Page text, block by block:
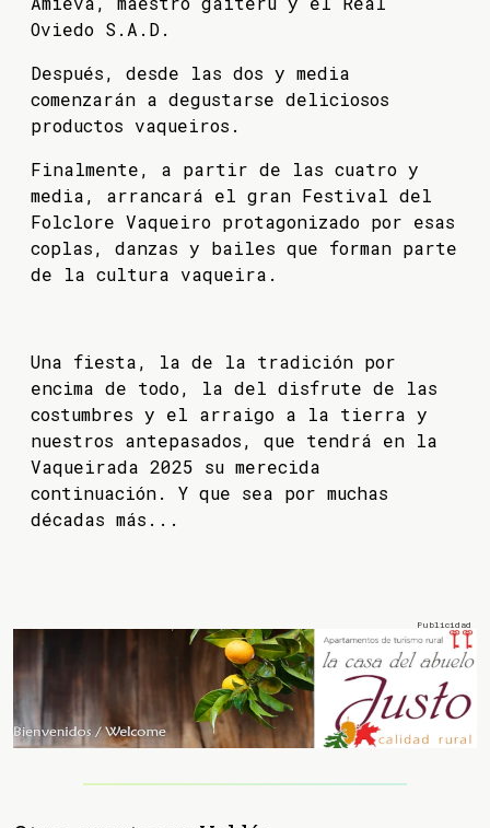
Oviedo S.A.D.
Después, desde las dos y media
comenzarán a degustarse deliciosos
productos vaqueiros.
Finalmente, a partir de las cuatro y
media, arrancará el gran Festival del
Folclore Vaqueiro protagonizado por esas
coplas, danzas y bailes que forman parte
de la cultura vaqueira.
Una fiesta, la de la tradición por
encima de todo, la del disfrute de las
costumbres y el arraigo a la tierra y
nuestros antepasados, que tendrá en la
Vaqueirada 2025 su merecida
continuación. Y que sea por muchas
décadas más...